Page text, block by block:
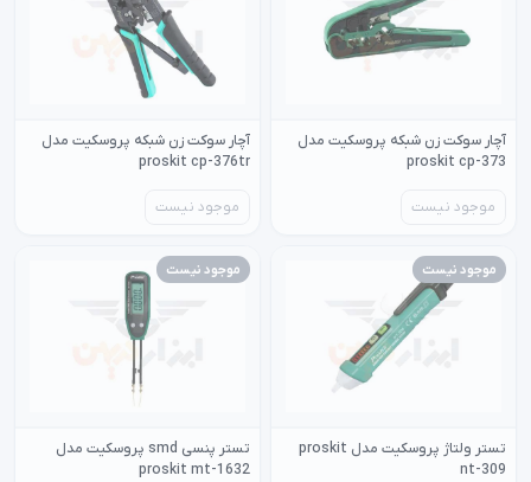
آچار سوکت زن شبکه پروسکیت مدل
proskit cp-373
موجود نیست
آچار سوکت زن شبکه پروسکیت مدل
proskit cp-376tr
موجود نیست
موجود نیست
تستر ولتاژ پروسکیت مدل proskit
nt-309
موجود نیست
تستر پنسی smd پروسکیت مدل
proskit mt-1632